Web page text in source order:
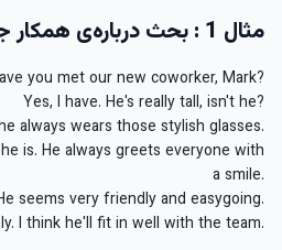
مثال 1 : بحث درباره‌ی همکار جدید
you met our new coworker, Mark?
Yes, I have. He's really tall, isn't he?
always wears those stylish glasses.
is. He always greets everyone with
a smile.
seems very friendly and easygoing.
I think he'll fit in well with the team.